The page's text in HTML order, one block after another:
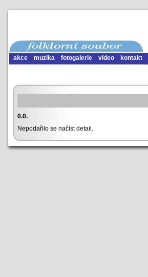
akce muzika fotogalerie video kontakt
0.0.
Nepodařilo se načíst detail.